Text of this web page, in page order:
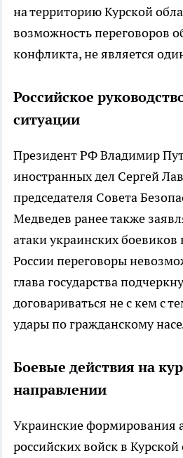
на территорию Курской
возможность переговоров
конфликта, не является
Российское
ситуации
Президент РФ Владимир
иностранных дел Сергей
председателя Совета
Медведев ранее также
атаки украинских
России переговоры
глава государства
договариваться не с кем с
удары по гражданскому
Боевые действия на
направлении
Украинские формирования
российских войск в Курской